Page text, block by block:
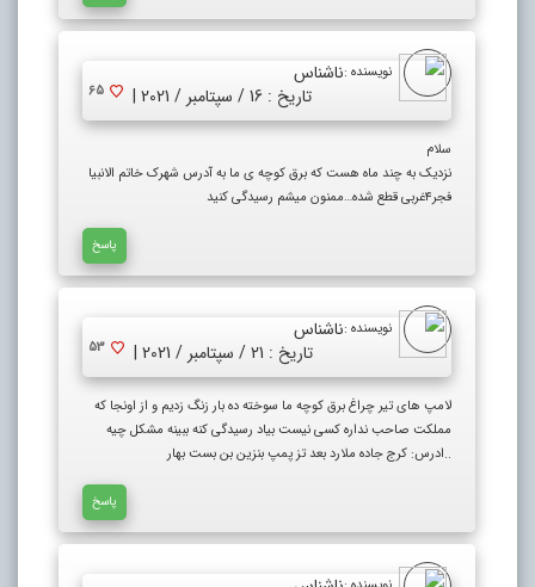
نویسنده :ناشناس
تاریخ : 16 / سپتامبر / 2021 |
65
سلام
نزدیک به چند ماه هست که برق کوچه ی ما به آدرس شهرک خاتم الانبیا
فجر۴غربی قطع شده…ممنون میشم رسیدگی کنید
پاسخ
نویسنده :ناشناس
تاریخ : 21 / سپتامبر / 2021 |
53
لامپ های تیر چراغ برق کوچه ما سوخته ده بار زنگ زدیم و از اونجا که
مملکت صاحب نداره کسی نیست بیاد رسیدگی کنه ببینه مشکل چیه
..ادرس: کرج جاده ملارد بعد تز پمپ بنزین بن بست بهار
پاسخ